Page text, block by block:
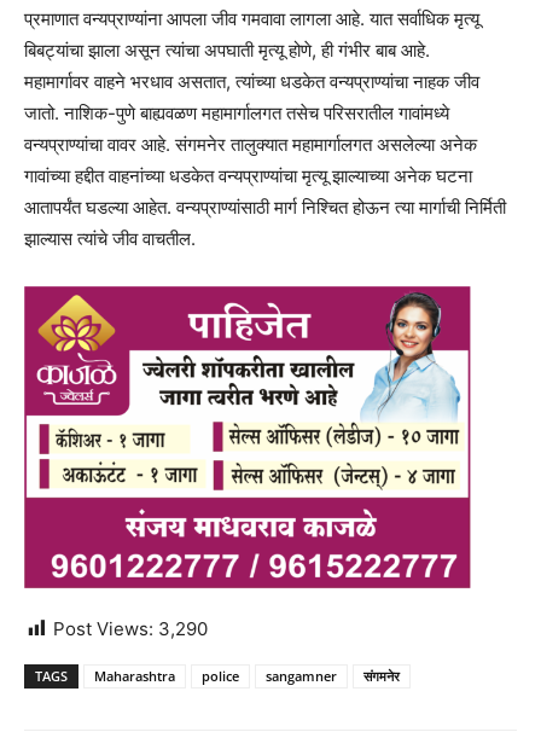
प्रमाणात वन्यप्राण्यांना आपला जीव गमवावा लागला आहे. यात सर्वाधिक मृत्यू
बिबट्यांचा झाला असून त्यांचा अपघाती मृत्यू होणे, ही गंभीर बाब आहे.
महामार्गावर वाहने भरधाव असतात, त्यांच्या धडकेत वन्यप्राण्यांचा नाहक जीव
जातो. नाशिक-पुणे बाह्यवळण महामार्गालगत तसेच परिसरातील गावांमध्ये
वन्यप्राण्यांचा वावर आहे. संगमनेर तालुक्यात महामार्गालगत असलेल्या अनेक
गावांच्या हद्दीत वाहनांच्या धडकेत वन्यप्राण्यांचा मृत्यू झाल्याच्या अनेक घटना
आतापर्यंत घडल्या आहेत. वन्यप्राण्यांसाठी मार्ग निश्‍चित होऊन त्या मार्गाची निर्मिती
झाल्यास त्यांचे जीव वाचतील.
Post Views: 3,290
TAGS Maharashtra police sangamner संगमनेर